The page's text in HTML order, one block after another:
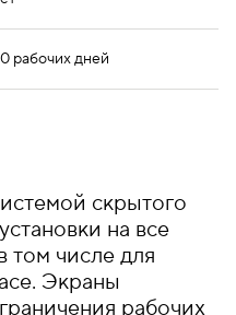
рабочих дней
скрытого
на все
том числе для
Экраны
рабочих